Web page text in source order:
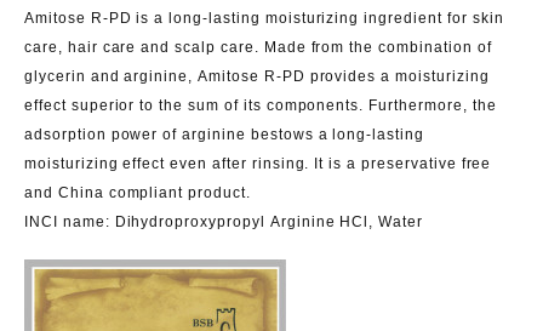
Amitose R-PD is a long-lasting moisturizing ingredient for skin
care, hair care and scalp care. Made from the combination of
glycerin and arginine, Amitose R-PD provides a moisturizing
effect superior to the sum of its components. Furthermore, the
adsorption power of arginine bestows a long-lasting
moisturizing effect even after rinsing. It is a preservative free
and China compliant product.
INCI name: Dihydroproxypropyl Arginine HCl, Water